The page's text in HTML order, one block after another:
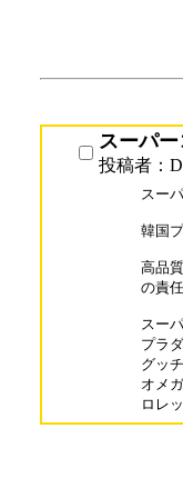
スーパ
投稿者：
スー
韓国
高品
の責
スー
プラ
グッ
オメ
ロレ